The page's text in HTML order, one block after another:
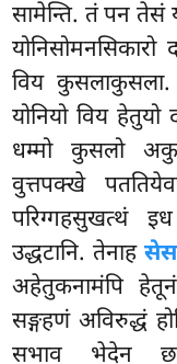
सामेन्ति. तं पन तेसं
योनिसोमनसिकारो
विय कुसलाकुसला.
योनियो विय हेतुयो
धम्मो कुसलो
वुत्तपक्खे
परिग्गहसुखत्थं
उद्धटानि. तेनाह
अहेतुकनामंपि
सङ्गहणं अविरुद्धं
सभाव भेदेन